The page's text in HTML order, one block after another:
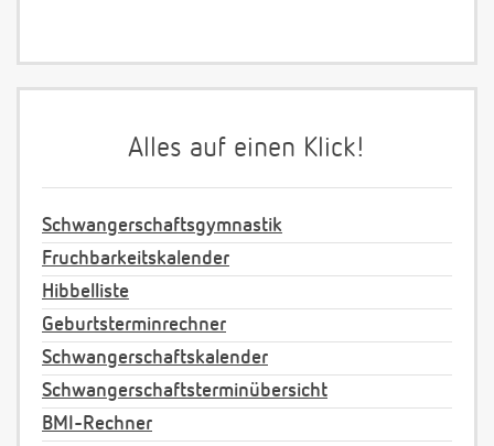
Alles auf einen Klick!
Schwangerschaftsgymnastik
Fruchbarkeitskalender
Hibbelliste
Geburtsterminrechner
Schwangerschaftskalender
Schwangerschaftsterminübersicht
BMI-Rechner